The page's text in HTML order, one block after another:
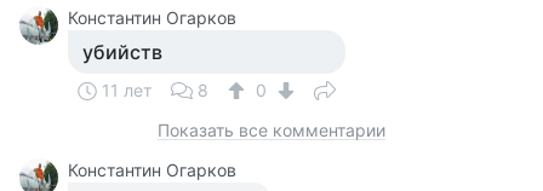
Константин Огарков
убийств
11 лет 8
0
Показать все комментарии
Константин Огарков